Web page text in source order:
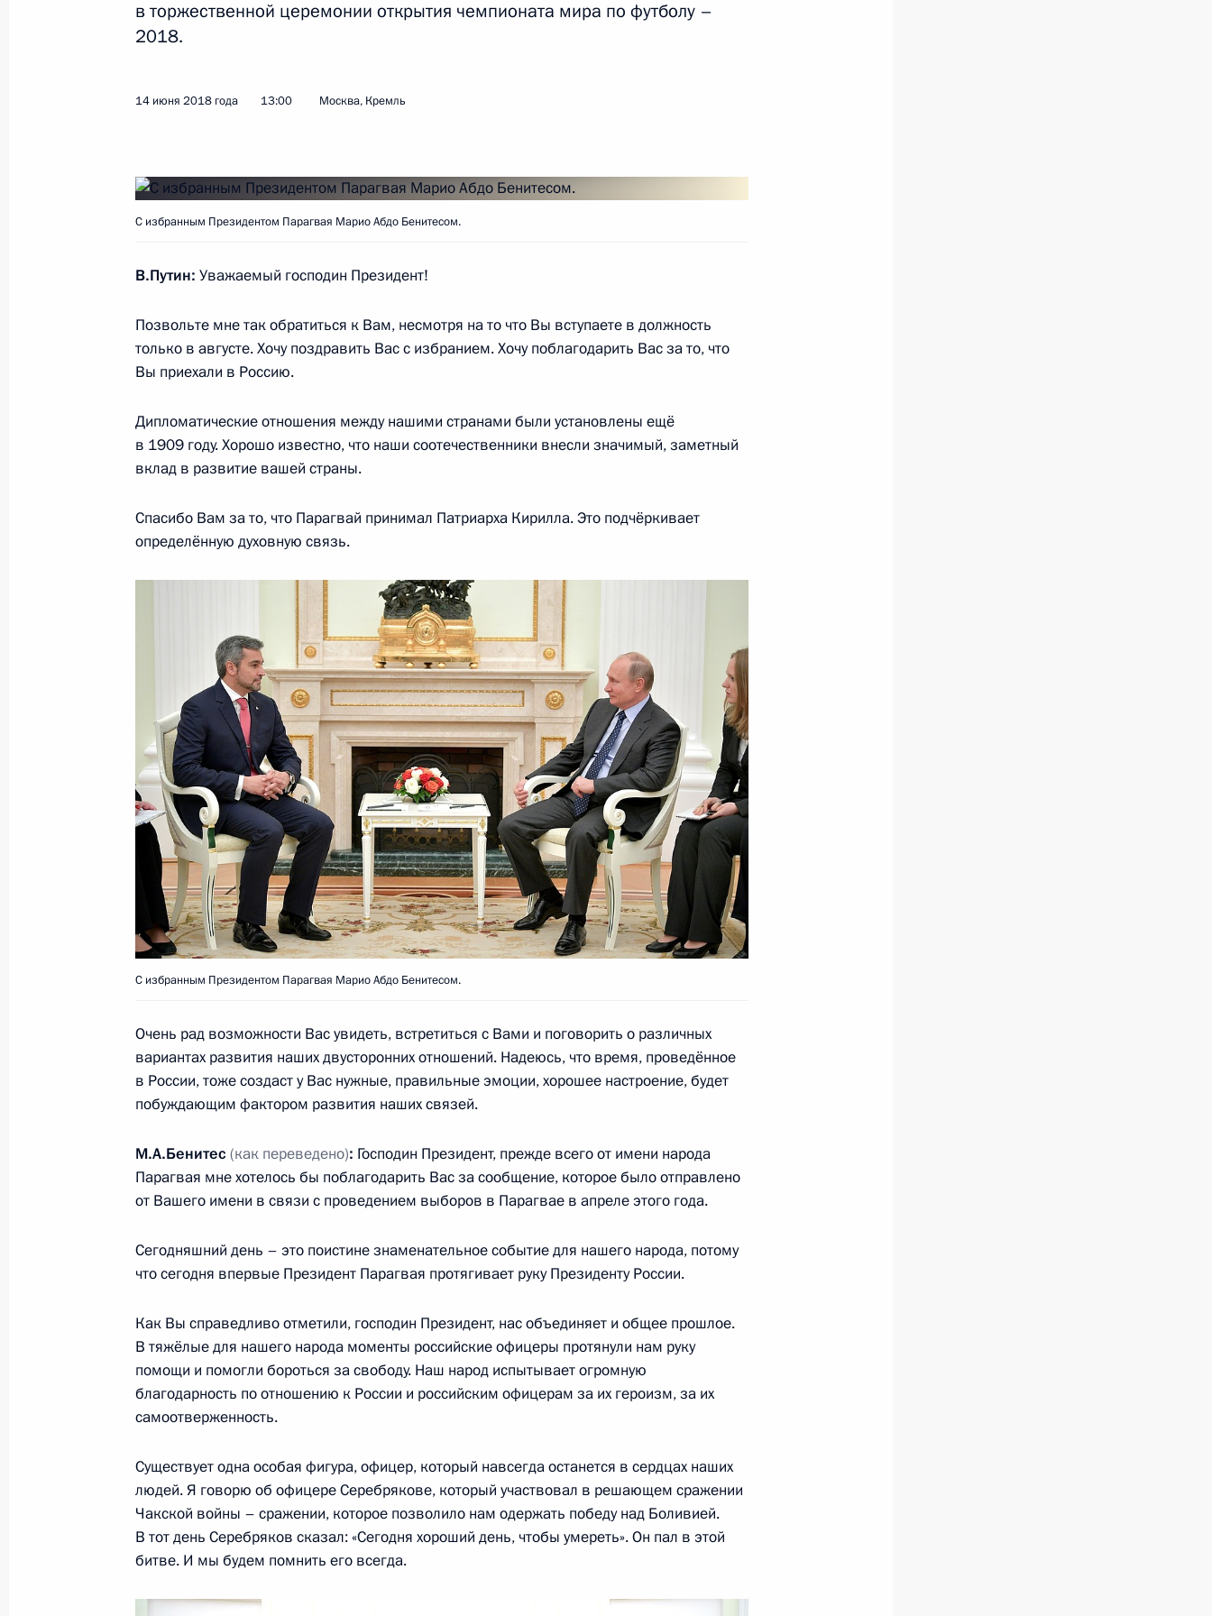
Встреча с Президентом Португалии Марселу Ребелу де Соузой
20 июня 2018 года, 14:10
Союзного государства
19 июня 2018 года, 20:00 Минск
19 июня 2018 года, 19:45 Минск
19 июня 2018 года, 15:25 Минск
Владимир Путин прибыл в Белоруссию
19 июня 2018 года, 14:50
18 июня 2018 года, понедельник
Встреча с главой РФПИ Кириллом Дмитриевым
18 июня 2018 года, 14:10 Московская область, Ново-Огарёво
16 июня 2018 года, суббота
Встреча с Валентиной Терешковой
16 июня 2018 года, 16:15 Москва, Кремль
4
Прощание со Станиславом Говорухиным
16 июня 2018 года, 10:00 Москва
4м
15 июня 2018 года, пятница
Рабочая встреча с Главой Чечни Рамзаном Кадыровым
Совещание с постоянными членами Совета Безопасности 8
19 июня Владимир Путин посетит Белоруссию
15 июня 2018 года, 15:00
Биньямином Нетаньяху
15 июня 2018 года, 14:45
Телефонный разговор с Председателем КНР Си Цзиньпином
15 июня 2018 года, 13:30
в торжественной церемонии открытия чемпионата мира по футболу –
2018.
14 июня 2018 года 13:00 Москва, Кремль
С избранным Президентом Парагвая Марио Абдо Бенитесом.
В.Путин: Уважаемый господин Президент!
Позвольте мне так обратиться к Вам, несмотря на то что Вы вступаете в должность
только в августе. Хочу поздравить Вас с избранием. Хочу поблагодарить Вас за то, что
Вы приехали в Россию.
Дипломатические отношения между нашими странами были установлены ещё
в 1909 году. Хорошо известно, что наши соотечественники внесли значимый, заметный
вклад в развитие вашей страны.
Спасибо Вам за то, что Парагвай принимал Патриарха Кирилла. Это подчёркивает
определённую духовную связь.
С избранным Президентом Парагвая Марио Абдо Бенитесом.
Очень рад возможности Вас увидеть, встретиться с Вами и поговорить о различных
вариантах развития наших двусторонних отношений. Надеюсь, что время, проведённое
в России, тоже создаст у Вас нужные, правильные эмоции, хорошее настроение, будет
побуждающим фактором развития наших связей.
М.А.Бенитес (как переведено): Господин Президент, прежде всего от имени народа
Парагвая мне хотелось бы поблагодарить Вас за сообщение, которое было отправлено
от Вашего имени в связи с проведением выборов в Парагвае в апреле этого года.
Сегодняшний день – это поистине знаменательное событие для нашего народа, потому
что сегодня впервые Президент Парагвая протягивает руку Президенту России.
Как Вы справедливо отметили, господин Президент, нас объединяет и общее прошлое.
В тяжёлые для нашего народа моменты российские офицеры протянули нам руку
помощи и помогли бороться за свободу. Наш народ испытывает огромную
благодарность по отношению к России и российским офицерам за их героизм, за их
самоотверженность.
Существует одна особая фигура, офицер, который навсегда останется в сердцах наших
людей. Я говорю об офицере Серебрякове, который участвовал в решающем сражении
Чакской войны – сражении, которое позволило нам одержать победу над Боливией.
В тот день Серебряков сказал: «Сегодня хороший день, чтобы умереть». Он пал в этой
битве. И мы будем помнить его всегда.